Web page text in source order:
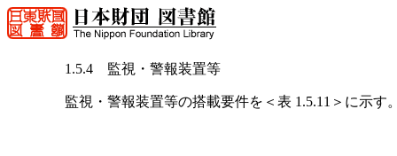
1.5.4 監視・警報装置等
監視・警報装置等の搭載要件を＜表 1.5.11＞に示す